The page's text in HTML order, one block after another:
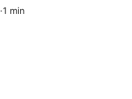
·1 min